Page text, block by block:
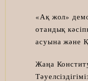
«Ақ жол»
отандық
асуына және
Жаңа